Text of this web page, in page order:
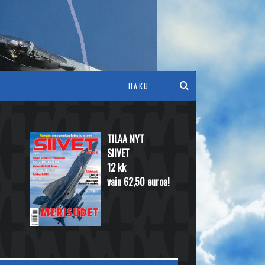
TILAA NYT
SIIVET
12 kk
vain 62,50 euroa!